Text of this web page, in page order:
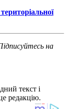
на
текст і
редакцію.